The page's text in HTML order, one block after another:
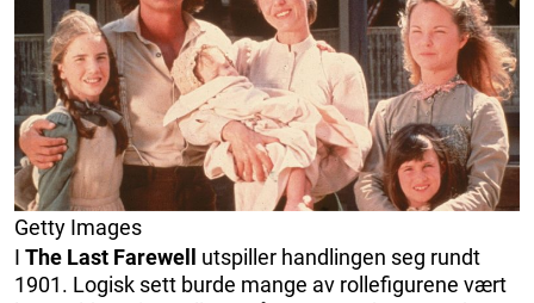
Getty Images
I The Last Farewell utspiller handlingen seg rundt
1901. Logisk sett burde mange av rollefigurene vært